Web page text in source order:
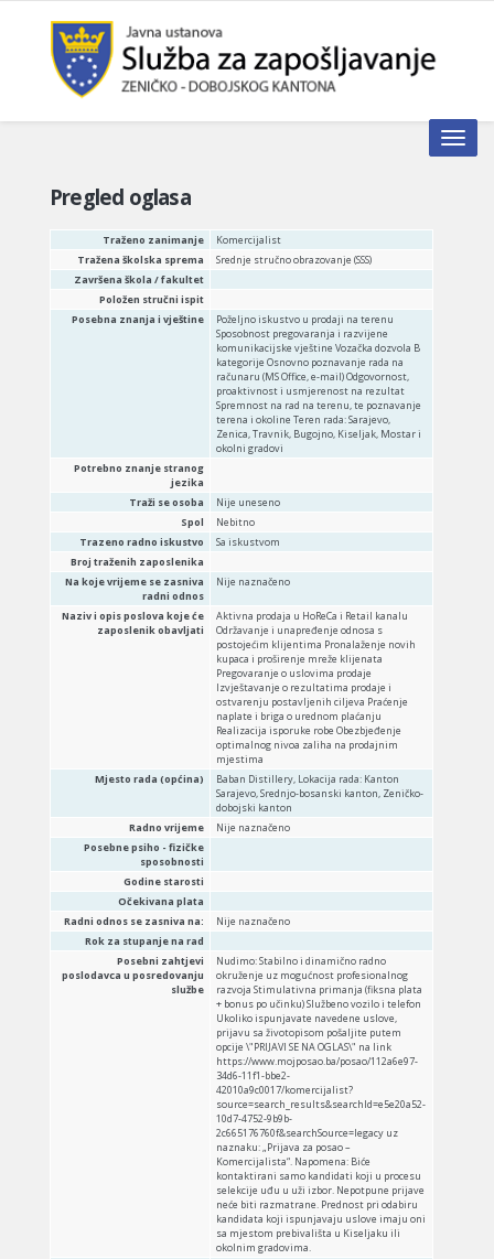
Toggle
Pregled oglasa
Traženo zanimanje
Komercijalist
Tražena školska sprema
Srednje stručno obrazovanje (SSS)
Završena škola / fakultet
Položen stručni ispit
Posebna znanja i vještine
Poželjno iskustvo u prodaji na terenu
Sposobnost pregovaranja i razvijene
komunikacijske vještine Vozačka dozvola B
kategorije Osnovno poznavanje rada na
računaru (MS Office, e-mail) Odgovornost,
proaktivnost i usmjerenost na rezultat
Spremnost na rad na terenu, te poznavanje
terena i okoline Teren rada: Sarajevo,
Zenica, Travnik, Bugojno, Kiseljak, Mostar i
okolni gradovi
Potrebno znanje stranog
jezika
Traži se osoba
Nije uneseno
Spol
Nebitno
Trazeno radno iskustvo
Sa iskustvom
Broj traženih zaposlenika
Na koje vrijeme se zasniva
radni odnos
Nije naznačeno
Naziv i opis poslova koje će
zaposlenik obavljati
Aktivna prodaja u HoReCa i Retail kanalu
Održavanje i unapređenje odnosa s
postojećim klijentima Pronalaženje novih
kupaca i proširenje mreže klijenata
Pregovaranje o uslovima prodaje
Izvještavanje o rezultatima prodaje i
ostvarenju postavljenih ciljeva Praćenje
naplate i briga o urednom plaćanju
Realizacija isporuke robe Obezbjeđenje
optimalnog nivoa zaliha na prodajnim
mjestima
Mjesto rada (općina)
Baban Distillery, Lokacija rada: Kanton
Sarajevo, Srednjo-bosanski kanton, Zeničko-
dobojski kanton
Radno vrijeme
Nije naznačeno
Posebne psiho - fizičke
sposobnosti
Godine starosti
Očekivana plata
Radni odnos se zasniva na:
Nije naznačeno
Rok za stupanje na rad
Posebni zahtjevi
poslodavca u posredovanju
službe
Nudimo: Stabilno i dinamično radno
okruženje uz mogućnost profesionalnog
razvoja Stimulativna primanja (fiksna plata
+ bonus po učinku) Službeno vozilo i telefon
Ukoliko ispunjavate navedene uslove,
prijavu sa životopisom pošaljite putem
opcije \"PRIJAVI SE NA OGLAS\" na link
https://www.mojposao.ba/posao/112a6e97-
34d6-11f1-bbe2-
42010a9c0017/komercijalist?
source=search_results&searchId=e5e20a52-
10d7-4752-9b9b-
2c665176760f&searchSource=legacy uz
naznaku: „Prijava za posao –
Komercijalista“. Napomena: Biće
kontaktirani samo kandidati koji u procesu
selekcije uđu u uži izbor. Nepotpune prijave
neće biti razmatrane. Prednost pri odabiru
kandidata koji ispunjavaju uslove imaju oni
sa mjestom prebivališta u Kiseljaku ili
okolnim gradovima.